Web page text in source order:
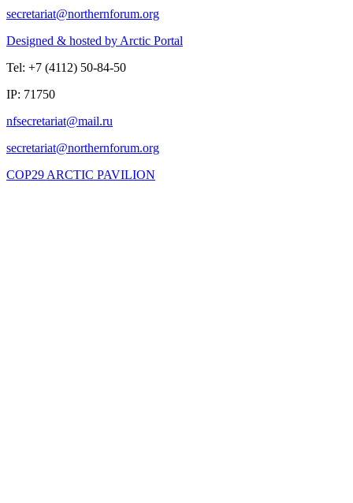
Designed & hosted by Arctic Portal
Tel: +7 (4112) 50-84-50
IP: 71750
COP29 ARCTIC PAVILION